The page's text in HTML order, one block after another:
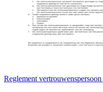
Reglement